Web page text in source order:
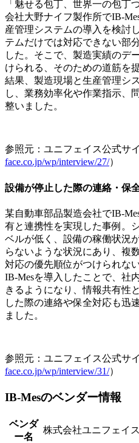
「魅せる包丁、世界一の包丁
会社大野ナイフ製作所でIB-
産管理システムの導入を検討
テムだけでは対応できない部
した。そこで、製造実績のデ
けられる、そのための道筋を
結果、製造現場と生産管理シ
し、業務効率化や作業指示、
整いました。
参照元：ユニフェイス公式サ
face.co.jp/wp/interview/27/）
設備が停止した際の連絡・保
某自動車部品製造会社でIB-
有と連携性を実現した事例。
ベルが低く、設備の稼働状況
らないような状況にあり、複
対応の優先順位がつけられな
IB-Mesを導入したことで、社
きるようになり、情報共有性
した際の連絡や保全対応も迅
ました。
参照元：ユニフェイス公式サ
face.co.jp/wp/interview/31/）
IB-Mesのベンダー情報
ベンダ
ー名
株式会社ユニフェイス